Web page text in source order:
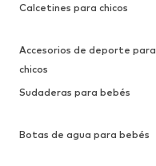
Calcetines para chicos
Accesorios de deporte para
chicos
Sudaderas para bebés
Botas de agua para bebés